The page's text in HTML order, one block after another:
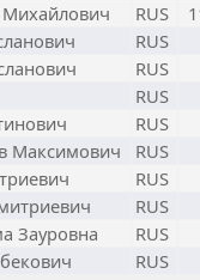
Михайлович RUS
RUS
RUS
RUS
RUS
Максимович
RUS
RUS
RUS
Зауровна
RUS
RUS